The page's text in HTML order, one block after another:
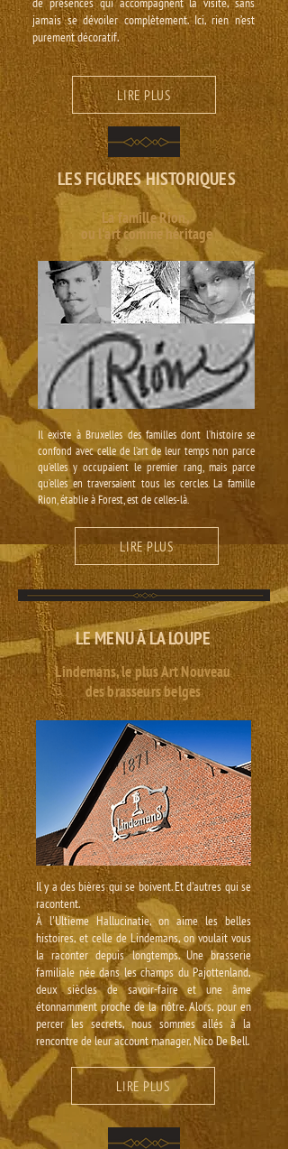
jamais se dévoiler complètement. Ici, rien n’est
purement décoratif.
LIRE PLUS
LES FIGURES HISTORIQUES
La famille Rion,
ou l'art comme héritage
Il existe à Bruxelles des familles dont l’histoire se
confond avec celle de l’art de leur temps non parce
qu’elles y occupaient le premier rang, mais parce
qu’elles en traversaient tous les cercles. La famille
Rion, établie à Forest, est de celles-là.
LIRE PLUS
LE MENU À LA LOUPE
Lindemans, le plus Art Nouveau
des brasseurs belges
Il y a des bières qui se boivent. Et d'autres qui se
racontent.
À l'Ultieme Hallucinatie, on aime les belles
histoires, et celle de Lindemans, on voulait vous
la raconter depuis longtemps. Une brasserie
familiale née dans les champs du Pajottenland,
deux siècles de savoir-faire et une âme
étonnamment proche de la nôtre. Alors, pour en
percer les secrets, nous sommes allés à la
rencontre de leur account manager, Nico De Bell.
LIRE PLUS